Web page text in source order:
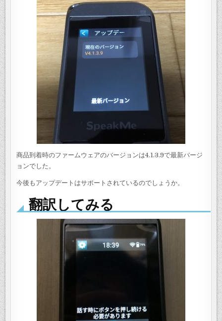
商品到着時のファームウェアのバージョンは4.1.3.9で最新バージ
ョンでした。
今後もアップデートはサポートされているのでしょうか。
翻訳してみる